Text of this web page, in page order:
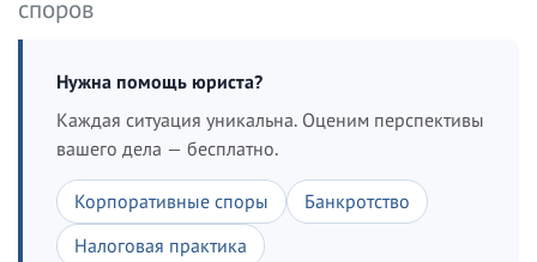
споров
Нужна помощь юриста?
Каждая ситуация уникальна. Оценим перспективы
вашего дела — бесплатно.
Корпоративные споры
Банкротство
Налоговая практика